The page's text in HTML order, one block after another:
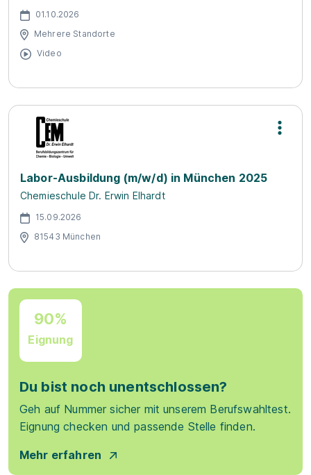
01.10.2026
Mehrere Standorte
Video
Labor-Ausbildung (m/w/d) in München 2025
Chemieschule Dr. Erwin Elhardt
15.09.2026
81543 München
90%
Eignung
Du bist noch unentschlossen?
Geh auf Nummer sicher mit unserem Berufswahltest.
Eignung checken und passende Stelle finden.
Mehr erfahren